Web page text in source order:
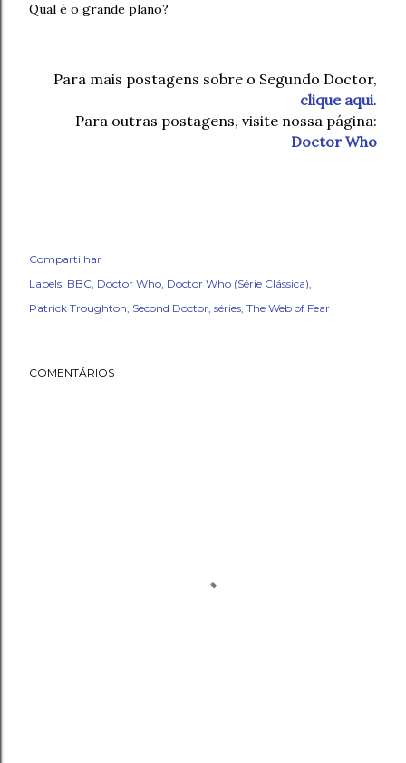
Qual é o grande plano?
Para mais postagens sobre o Segundo Doctor,
clique aqui.
Para outras postagens, visite nossa página:
Doctor Who
Compartilhar
Labels: BBC Doctor Who Doctor Who (Série Clássica)
Patrick Troughton Second Doctor séries The Web of Fear
COMENTÁRIOS